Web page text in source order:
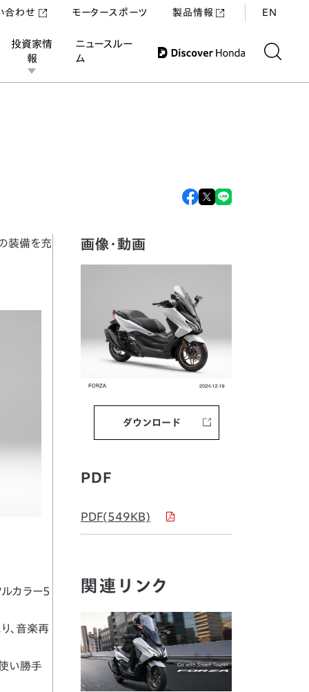
投資家情
報
ニュースルー
ム
合わせ モータースポーツ 製品情報 EN
装備を充
カラー5
、音楽再
い勝手
画像・動画
ダウンロード
PDF
PDF(549KB)
関連リンク